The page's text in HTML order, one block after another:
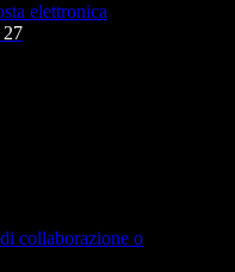
elettronica
27
collaborazione o